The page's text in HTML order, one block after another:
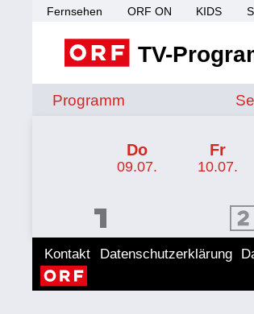
Fernsehen ORF ON KIDS
TV-
Programm
Do
09.07.
Fr
10.07.
ORF 2
Kontakt Datenschutzerklärung